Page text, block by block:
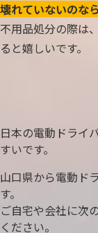
壊れていないのな
不用品処分の際は
ると嬉しいです。
日本の電動ドライ
すいです。
山口県から電動ド
す。
ご自宅や会社に次
ください。